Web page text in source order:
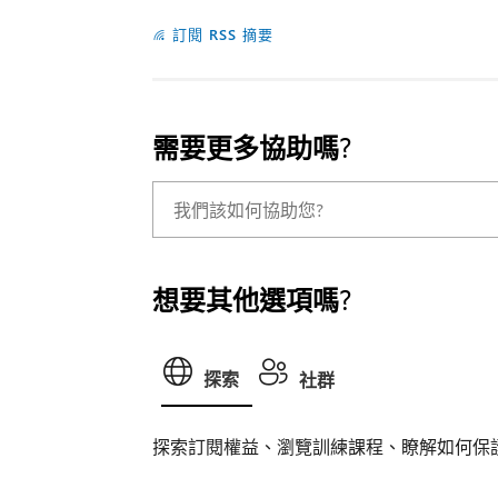
訂閱 RSS 摘要
需要更多協助嗎?
想要其他選項嗎?
探索 社群
探索訂閱權益、瀏覽訓練課程、瞭解如何保